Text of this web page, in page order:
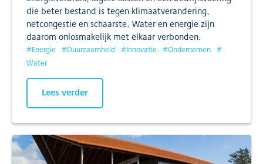
die beter bestand is tegen klimaatverandering,
netcongestie en schaarste. Water en energie zijn
daarom onlosmakelijk met elkaar verbonden.
#Energie #Duurzaamheid #Innovatie #Ondernemen #
Water
Lees verder